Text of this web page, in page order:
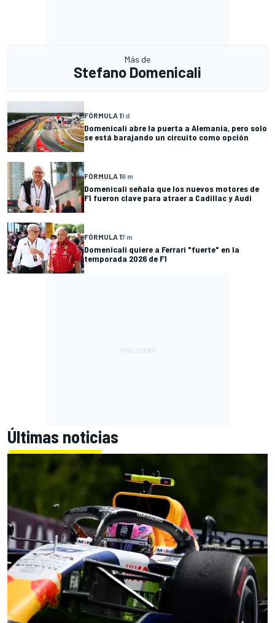
Más de
Stefano Domenicali
FÓRMULA 11 d
Domenicali abre la puerta a Alemania, pero solo
se está barajando un circuito como opción
FÓRMULA 16 m
Domenicali señala que los nuevos motores de
F1 fueron clave para atraer a Cadillac y Audi
FÓRMULA 17 m
Domenicali quiere a Ferrari "fuerte" en la
temporada 2026 de F1
Últimas noticias